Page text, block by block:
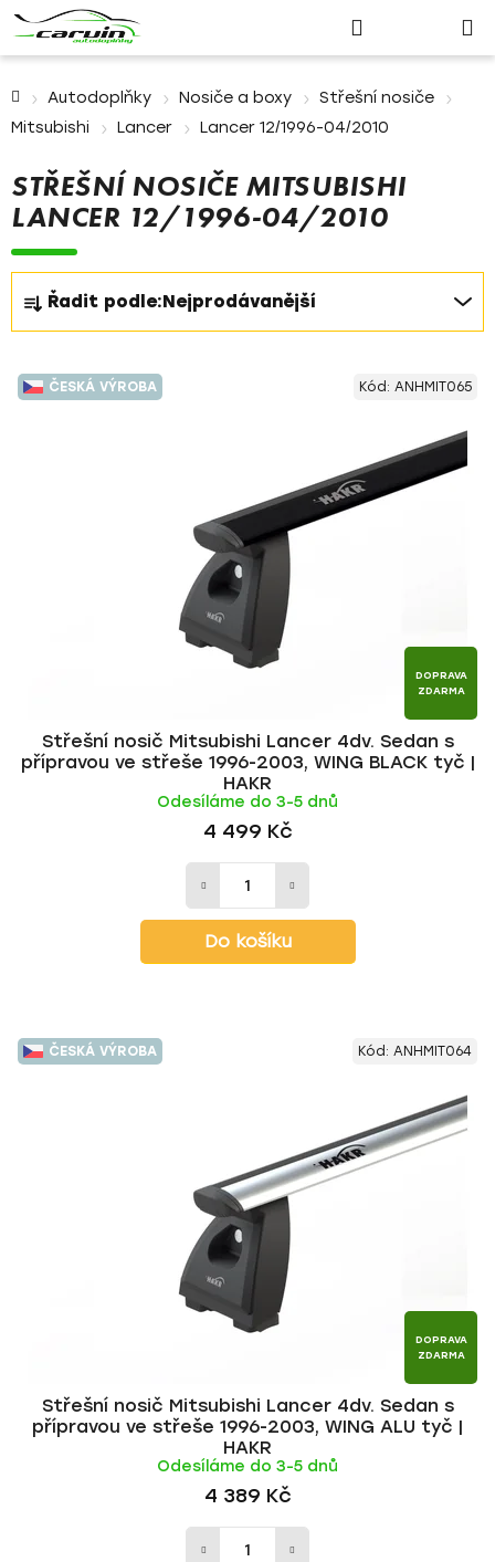
Přihlášení
košík
Autodoplňky Nosiče a boxy
Střešní nosiče
Mitsubishi
Lancer Lancer 12/1996-04/2010
STŘEŠNÍ NOSIČE MITSUBISHI
LANCER 12/1996-04/2010
Ř
a
z
e
n
Řadit podle:Nejprodávanější
V
ý
ČESKÁ VÝROBA
DOPRAVA
ZDARMA
Střešní nosič Mitsubishi Lancer 4dv. Sedan s
přípravou ve střeše 1996-2003, WING BLACK tyč |
HAKR
Odesíláme do 3-5 dnů
4 499 Kč
Do košíku
Kód: ANHMIT065
ČESKÁ VÝROBA
DOPRAVA
ZDARMA
Střešní nosič Mitsubishi Lancer 4dv. Sedan s
přípravou ve střeše 1996-2003, WING ALU tyč |
HAKR
Odesíláme do 3-5 dnů
4 389 Kč
Kód: ANHMIT064